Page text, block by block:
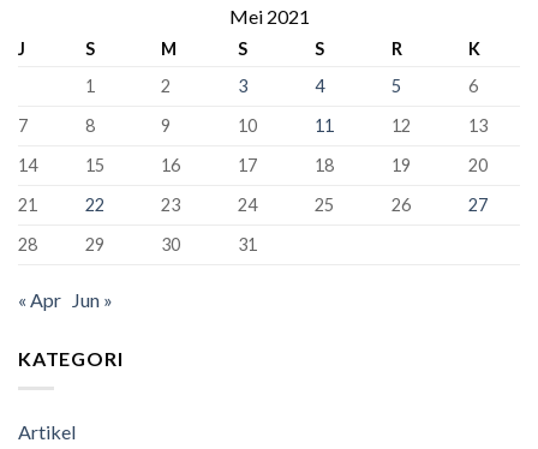
Dunia!
Kursi
Baru
388
Kelas
SMAN
Bandung
Lulus
100%
Mei 2021
J S M S S R
K
1
2 3 4 5
6
7
8 9 10 11 12
13
14
15 16 17 18 19
20
21
22 23 24 25 26
27
28
29 30 31
« Apr Jun »
KATEGORI
Artikel